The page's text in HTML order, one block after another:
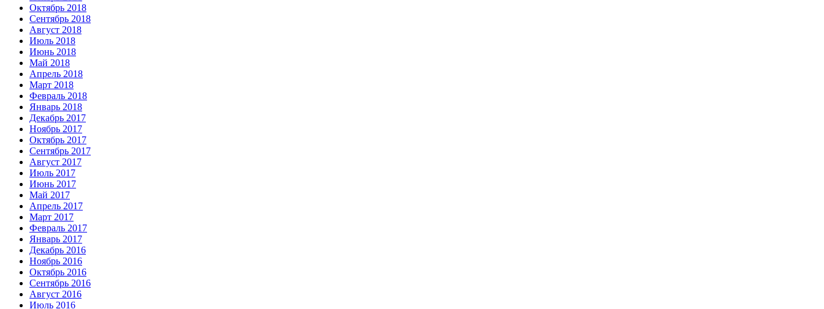
Октябрь 2018
Сентябрь 2018
Август 2018
Июль 2018
Июнь 2018
Май 2018
Апрель 2018
Март 2018
Февраль 2018
Январь 2018
Декабрь 2017
Ноябрь 2017
Октябрь 2017
Сентябрь 2017
Август 2017
Июль 2017
Июнь 2017
Май 2017
Апрель 2017
Март 2017
Февраль 2017
Январь 2017
Декабрь 2016
Ноябрь 2016
Октябрь 2016
Сентябрь 2016
Август 2016
Июль 2016